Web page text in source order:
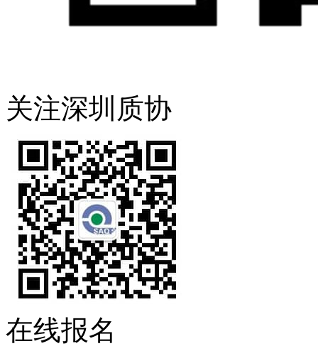
关注深圳质协
在线报名